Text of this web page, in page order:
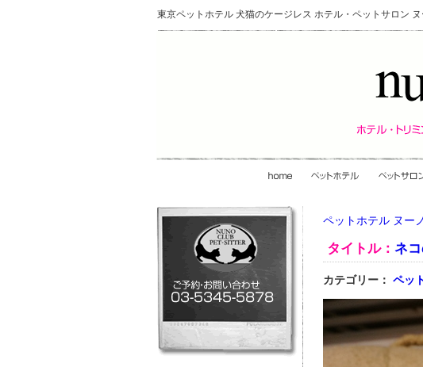
東京ペットホテル 犬猫のケージレス ホテル・ペットサロン
ペットホテル ヌー
タイトル： ネ
カテゴリー： ペッ